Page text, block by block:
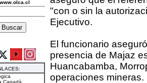
"con o sin la
Ejecutivo.
El funcionario
presencia de Majaz
Huancabamba,
operaciones mineras.